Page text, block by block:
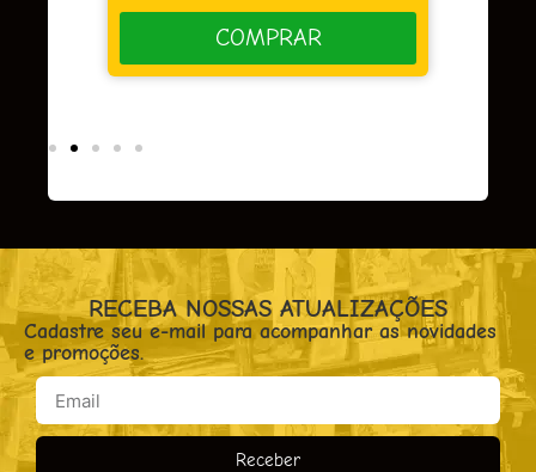
COMPRAR
RECEBA NOSSAS ATUALIZAÇÕES
Cadastre seu e-mail para acompanhar as novidades
e promoções.
Receber